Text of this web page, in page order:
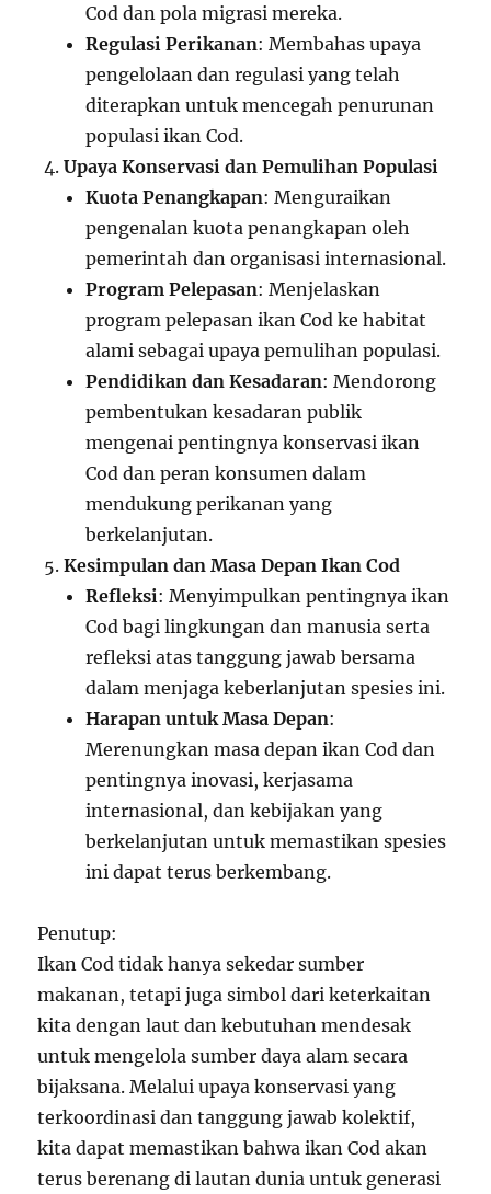
Cod dan pola migrasi mereka.
Regulasi Perikanan: Membahas upaya
pengelolaan dan regulasi yang telah
diterapkan untuk mencegah penurunan
populasi ikan Cod.
Upaya Konservasi dan Pemulihan Populasi
Kuota Penangkapan: Menguraikan
pengenalan kuota penangkapan oleh
pemerintah dan organisasi internasional.
Program Pelepasan: Menjelaskan
program pelepasan ikan Cod ke habitat
alami sebagai upaya pemulihan populasi.
Pendidikan dan Kesadaran: Mendorong
pembentukan kesadaran publik
mengenai pentingnya konservasi ikan
Cod dan peran konsumen dalam
mendukung perikanan yang
berkelanjutan.
Kesimpulan dan Masa Depan Ikan Cod
Refleksi: Menyimpulkan pentingnya ikan
Cod bagi lingkungan dan manusia serta
refleksi atas tanggung jawab bersama
dalam menjaga keberlanjutan spesies ini.
Harapan untuk Masa Depan:
Merenungkan masa depan ikan Cod dan
pentingnya inovasi, kerjasama
internasional, dan kebijakan yang
berkelanjutan untuk memastikan spesies
ini dapat terus berkembang.
Penutup:
Ikan Cod tidak hanya sekedar sumber
makanan, tetapi juga simbol dari keterkaitan
kita dengan laut dan kebutuhan mendesak
untuk mengelola sumber daya alam secara
bijaksana. Melalui upaya konservasi yang
terkoordinasi dan tanggung jawab kolektif,
kita dapat memastikan bahwa ikan Cod akan
terus berenang di lautan dunia untuk generasi